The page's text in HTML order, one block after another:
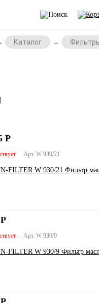
Каталог
Арт. W 930/21
FILTER W 930/21 Фильтр
Р
Арт. W 930/9
FILTER W 930/9 Фильтр
Р